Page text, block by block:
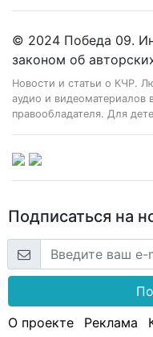
© 2024 Победа 09.
законом об
Новости и статьи о КЧР.
аудио и видеоматериалов
правообладателя. Для
Подписаться на
О проекте
Реклама